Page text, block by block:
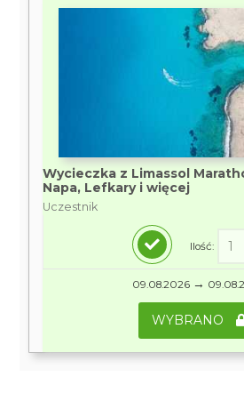
Wycieczka z Limassol
Napa, Lefkary i więcej
Uczestnik
Ilość:
09.08.2026 →
WYBRANO